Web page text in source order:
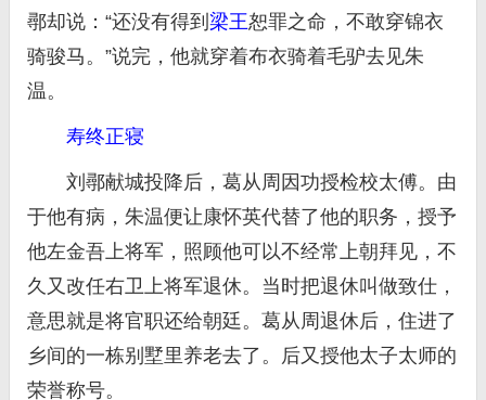
鄩却说：“还没有得到 梁王恕罪之命，不敢穿锦衣
骑骏马。”说完，他就穿着布衣骑着毛驴去见朱
温。
寿终正寝
刘鄩献城投降后，葛从周因功授检校太傅。由
于他有病，朱温便让康怀英代替了他的职务，授予
他左金吾上将军，照顾他可以不经常上朝拜见，不
久又改任右卫上将军退休。当时把退休叫做致仕，
意思就是将官职还给朝廷。葛从周退休后，住进了
乡间的一栋别墅里养老去了。后又授他太子太师的
荣誉称号。